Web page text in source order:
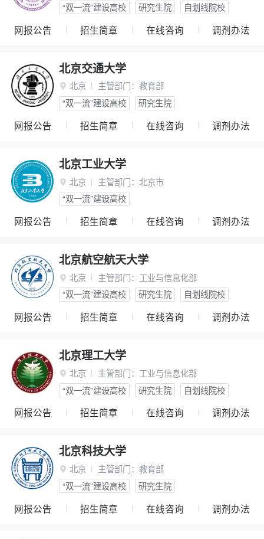
“双一流”建设高校
研究生院 自划线院校
网报公告 招生简章 在线咨询 调剂办法
北京交通大学
 北京 主管部门： 教育部
“双一流”建设高校
研究生院
网报公告 招生简章 在线咨询 调剂办法
北京工业大学
 北京 主管部门： 北京市
“双一流”建设高校
网报公告 招生简章 在线咨询 调剂办法
北京航空航天大学
 北京 主管部门： 工业与信息化部
“双一流”建设高校
研究生院 自划线院校
网报公告 招生简章 在线咨询 调剂办法
北京理工大学
 北京 主管部门： 工业与信息化部
“双一流”建设高校
研究生院 自划线院校
网报公告 招生简章 在线咨询 调剂办法
北京科技大学
 北京 主管部门： 教育部
“双一流”建设高校
研究生院
网报公告 招生简章 在线咨询 调剂办法